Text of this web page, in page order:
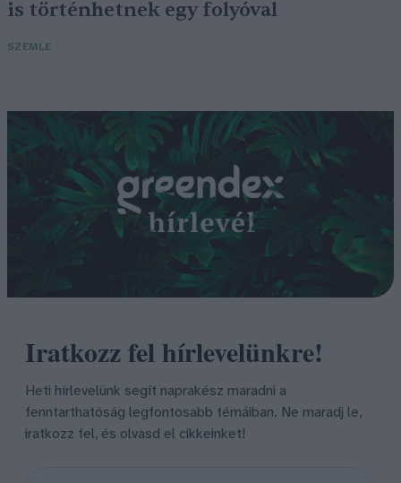
is történhetnek egy folyóval
SZEMLE
Iratkozz fel hírlevelünkre!
Heti hírlevelünk segít naprakész maradni a
fenntarthatóság legfontosabb témáiban. Ne maradj le,
iratkozz fel, és olvasd el cikkeinket!